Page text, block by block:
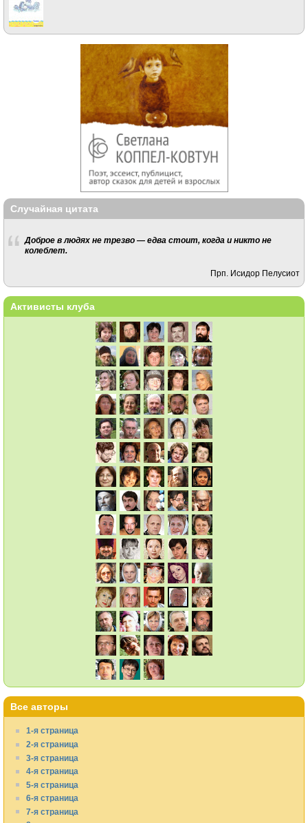
Случайная цитата
Доброе в людях не трезво — едва стоит, когда и никто не
колеблет.
Прп. Исидор Пелусиот
Активисты клуба
Все авторы
1-я страница
2-я страница
3-я страница
4-я страница
5-я страница
6-я страница
7-я страница